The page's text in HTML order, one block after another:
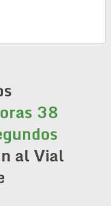
38
al Vial